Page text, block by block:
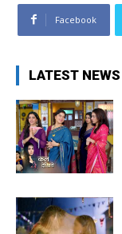
Facebook
LATEST NEWS